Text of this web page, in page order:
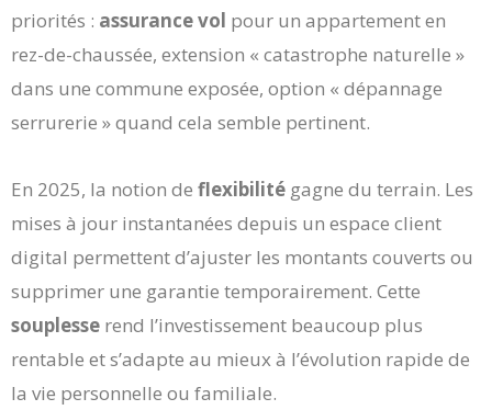
priorités : assurance vol pour un appartement en
rez-de-chaussée, extension « catastrophe naturelle »
dans une commune exposée, option « dépannage
serrurerie » quand cela semble pertinent.
En 2025, la notion de flexibilité gagne du terrain. Les
mises à jour instantanées depuis un espace client
digital permettent d’ajuster les montants couverts ou
supprimer une garantie temporairement. Cette
souplesse rend l’investissement beaucoup plus
rentable et s’adapte au mieux à l’évolution rapide de
la vie personnelle ou familiale.